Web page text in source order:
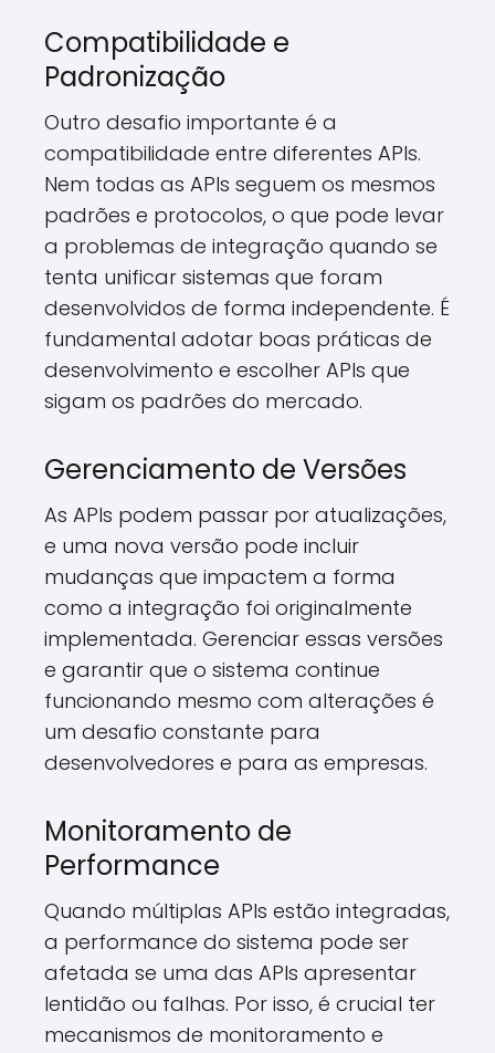
Compatibilidade e
Padronização
Outro desafio importante é a
compatibilidade entre diferentes APIs.
Nem todas as APIs seguem os mesmos
padrões e protocolos, o que pode levar
a problemas de integração quando se
tenta unificar sistemas que foram
desenvolvidos de forma independente. É
fundamental adotar boas práticas de
desenvolvimento e escolher APIs que
sigam os padrões do mercado.
Gerenciamento de Versões
As APIs podem passar por atualizações,
e uma nova versão pode incluir
mudanças que impactem a forma
como a integração foi originalmente
implementada. Gerenciar essas versões
e garantir que o sistema continue
funcionando mesmo com alterações é
um desafio constante para
desenvolvedores e para as empresas.
Monitoramento de
Performance
Quando múltiplas APIs estão integradas,
a performance do sistema pode ser
afetada se uma das APIs apresentar
lentidão ou falhas. Por isso, é crucial ter
mecanismos de monitoramento e